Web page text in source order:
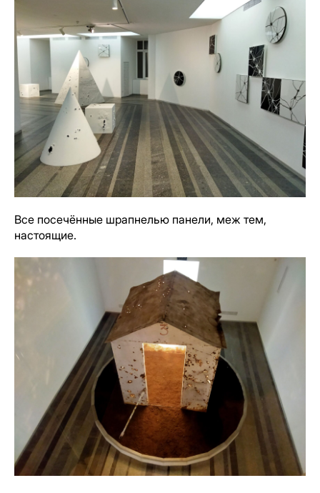
Все посечённые шрапнелью панели, меж тем,
настоящие.